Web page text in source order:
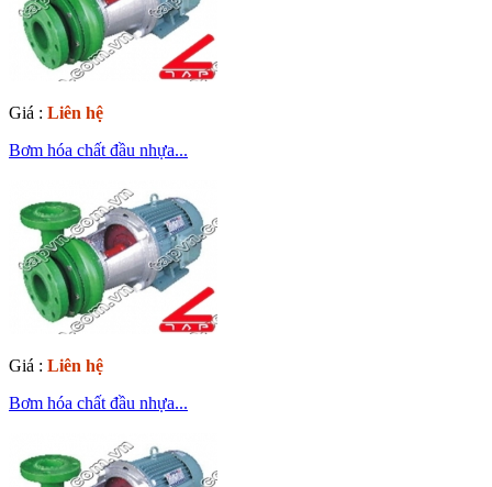
Giá : Liên hệ
Bơm hóa chất đầu nhựa...
Giá : Liên hệ
Bơm hóa chất đầu nhựa...